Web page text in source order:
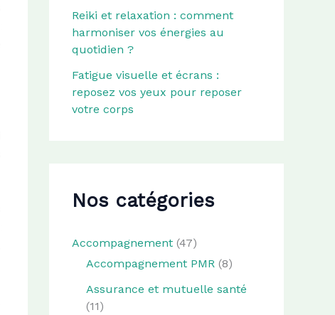
Reiki et relaxation : comment
harmoniser vos énergies au
quotidien ?
Fatigue visuelle et écrans :
reposez vos yeux pour reposer
votre corps
Nos catégories
Accompagnement (47)
Accompagnement PMR (8)
Assurance et mutuelle santé
(11)